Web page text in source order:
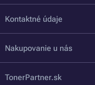
Kontaktné údaje
Nakupovanie u nás
TonerPartner.sk